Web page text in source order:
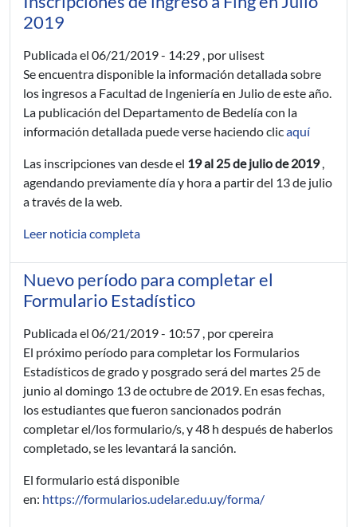
2019
Publicada el 06/21/2019 - 14:29 , por ulisest
Se encuentra disponible la información detallada sobre
los ingresos a Facultad de Ingeniería en Julio de este año.
La publicación del Departamento de Bedelía con la
información detallada puede verse haciendo clicaquí
Las inscripciones van desde el 19 al 25 de julio de 2019 ,
agendando previamente día y hora a partir del 13 de julio
a través de la web.
Leer noticia completa
Nuevo período para completar el
Formulario Estadístico
Publicada el 06/21/2019 - 10:57 , por cpereira
El próximo período para completar los Formularios
Estadísticos de grado y posgrado será del martes 25 de
junio al domingo 13 de octubre de 2019. En esas fechas,
los estudiantes que fueron sancionados podrán
completar el/los formulario/s, y 48 h después de haberlos
completado, se les levantará la sanción.
El formulario está disponible
en: https://formularios.udelar.edu.uy/forma/